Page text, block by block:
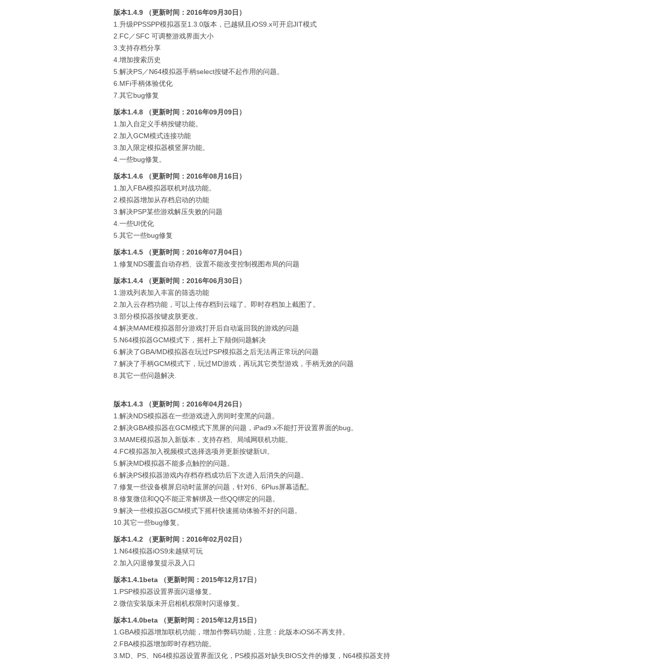
版本1.4.9 （更新时间：2016年09月30日）
1.升级PPSSPP模拟器至1.3.0版本，已越狱且iOS9.x可开启JIT模式
2.FC／SFC 可调整游戏界面大小
3.支持存档分享
4.增加搜索历史
5.解决PS／N64模拟器手柄select按键不起作用的问题。
6.MFi手柄体验优化
7.其它bug修复
版本1.4.8 （更新时间：2016年09月09日）
1.加入自定义手柄按键功能。
2.加入GCM模式连接功能
3.加入限定模拟器横竖屏功能。
4.一些bug修复。
版本1.4.6 （更新时间：2016年08月16日）
1.加入FBA模拟器联机对战功能。
2.模拟器增加从存档启动的功能
3.解决PSP某些游戏解压失败的问题
4.一些UI优化
5.其它一些bug修复
版本1.4.5 （更新时间：2016年07月04日）
1.修复NDS覆盖自动存档、设置不能改变控制视图布局的问题
版本1.4.4 （更新时间：2016年06月30日）
1.游戏列表加入丰富的筛选功能
2.加入云存档功能，可以上传存档到云端了。即时存档加上截图了。
3.部分模拟器按键皮肤更改。
4.解决MAME模拟器部分游戏打开后自动返回我的游戏的问题
5.N64模拟器GCM模式下，摇杆上下颠倒问题解决
6.解决了GBA/MD模拟器在玩过PSP模拟器之后无法再正常玩的问题
7.解决了手柄GCM模式下，玩过MD游戏，再玩其它类型游戏，手柄无效的问题
8.其它一些问题解决.
版本1.4.3 （更新时间：2016年04月26日）
1.解决NDS模拟器在一些游戏进入房间时变黑的问题。
2.解决GBA模拟器在GCM模式下黑屏的问题，iPad9.x不能打开设置界面的bug。
3.MAME模拟器加入新版本，支持存档、局域网联机功能。
4.FC模拟器加入视频模式选择选项并更新按键新UI。
5.解决MD模拟器不能多点触控的问题。
6.解决PS模拟器游戏内存档存档成功后下次进入后消失的问题。
7.修复一些设备横屏启动时蓝屏的问题，针对6、6Plus屏幕适配。
8.修复微信和QQ不能正常解绑及一些QQ绑定的问题。
9.解决一些模拟器GCM模式下摇杆快速摇动体验不好的问题。
10.其它一些bug修复。
版本1.4.2 （更新时间：2016年02月02日）
1.N64模拟器iOS9未越狱可玩
2.加入闪退修复提示及入口
版本1.4.1beta （更新时间：2015年12月17日）
1.PSP模拟器设置界面闪退修复。
2.微信安装版未开启相机权限时闪退修复。
版本1.4.0beta （更新时间：2015年12月15日）
1.GBA模拟器增加联机功能，增加作弊码功能，注意：此版本iOS6不再支持。
2.FBA模拟器增加即时存档功能。
3.MD、PS、N64模拟器设置界面汉化，PS模拟器对缺失BIOS文件的修复，N64模拟器支持